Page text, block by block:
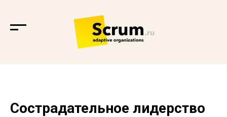
Сострадательное лидерство